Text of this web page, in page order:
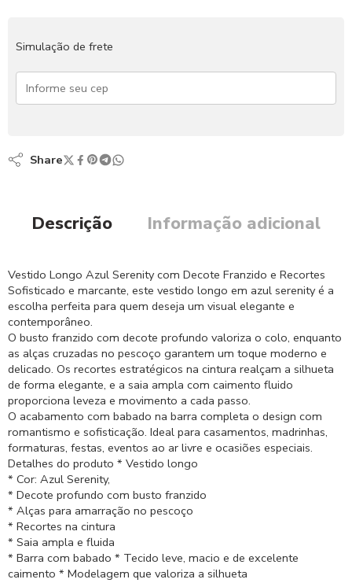
Simulação de frete
Share
Descrição Informação adicional
Vestido Longo Azul Serenity com Decote Franzido e Recortes
Sofisticado e marcante, este vestido longo em azul serenity é a
escolha perfeita para quem deseja um visual elegante e
contemporâneo.
O busto franzido com decote profundo valoriza o colo, enquanto
as alças cruzadas no pescoço garantem um toque moderno e
delicado. Os recortes estratégicos na cintura realçam a silhueta
de forma elegante, e a saia ampla com caimento fluido
proporciona leveza e movimento a cada passo.
O acabamento com babado na barra completa o design com
romantismo e sofisticação. Ideal para casamentos, madrinhas,
formaturas, festas, eventos ao ar livre e ocasiões especiais.
Detalhes do produto * Vestido longo
* Cor: Azul Serenity,
* Decote profundo com busto franzido
* Alças para amarração no pescoço
* Recortes na cintura
* Saia ampla e fluida
* Barra com babado * Tecido leve, macio e de excelente
caimento * Modelagem que valoriza a silhueta